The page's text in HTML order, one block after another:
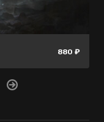
880 ₽
2699 ₽
продаже